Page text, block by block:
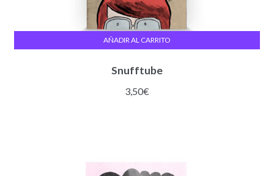
Snufftube
3,50€
AÑADIR AL CARRITO